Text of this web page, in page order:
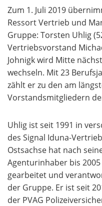
Zum 1. Juli 2019
Ressort Vertrieb und
Gruppe: Torsten Uhlig
Vertriebsvorstand
Johnigk wird Mitte
wechseln. Mit 23
zählt er zu den am
Vorstandsmitgliedern
Uhlig ist seit 1991 in
des Signal Iduna-
Ostsachse hat nach
Agenturinhaber bis
gearbeitet und
der Gruppe. Er ist seit
der PVAG